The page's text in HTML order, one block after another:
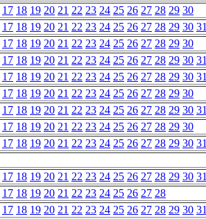
17 18 19 20 21 22 23 24 25 26 27 28 29 30
17 18 19 20 21 22 23 24 25 26 27 28 29 30 31
17 18 19 20 21 22 23 24 25 26 27 28 29 30
17 18 19 20 21 22 23 24 25 26 27 28 29 30 31
17 18 19 20 21 22 23 24 25 26 27 28 29 30 31
17 18 19 20 21 22 23 24 25 26 27 28 29 30
17 18 19 20 21 22 23 24 25 26 27 28 29 30 31
17 18 19 20 21 22 23 24 25 26 27 28 29 30
17 18 19 20 21 22 23 24 25 26 27 28 29 30 31
17 18 19 20 21 22 23 24 25 26 27 28 29 30 31
17 18 19 20 21 22 23 24 25 26 27 28
17 18 19 20 21 22 23 24 25 26 27 28 29 30 31